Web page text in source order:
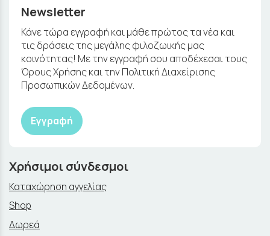
Newsletter
Κάνε τώρα εγγραφή και μάθε πρώτος τα νέα και
τις δράσεις της μεγάλης φιλοζωικής μας
κοινότητας! Με την εγγραφή σου αποδέχεσαι τους
Όρους Χρήσης και την Πολιτική Διαχείρισης
Προσωπικών Δεδομένων.
Εγγραφή
Χρήσιμοι σύνδεσμοι
Καταχώρηση αγγελίας
Shop
Δωρεά